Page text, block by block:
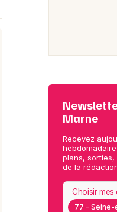
Marne
Recevez
plans, sorties,
de la
77 - Seine-
Choisir mes